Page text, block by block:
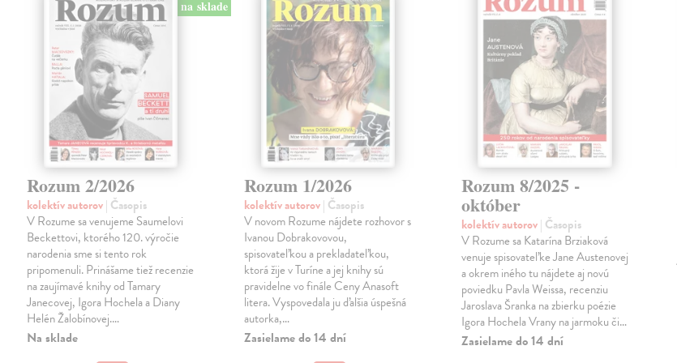
na sklade
Rozum 2/2026
kolektív autorov| Časopis
V Rozume sa venujeme Saumelovi
Beckettovi, ktorého 120. výročie
narodenia sme si tento rok
pripomenuli. Prinášame tiež recenzie
na zaujímavé knihy od Tamary
Janecovej, Igora Hochela a Diany
Helén Žalobínovej.…
Na sklade
Rozum 1/2026
kolektív autorov| Časopis
V novom Rozume nájdete rozhovor s
Ivanou Dobrakovovou,
spisovateľkou a prekladateľkou,
ktorá žije v Turíne a jej knihy sú
pravidelne vo finále Ceny Anasoft
litera. Vyspovedala ju ďalšia úspešná
autorka,…
Zasielame do 14 dní
Rozum 8/2025 -
október
kolektív autorov| Časopis
V Rozume sa Katarína Brziaková
venuje spisovateľke Jane Austenovej
a okrem iného tu nájdete aj novú
poviedku Pavla Weissa, recenziu
Jaroslava Šranka na zbierku poézie
Igora Hochela Vrany na jarmoku či…
Zasielame do 14 dní